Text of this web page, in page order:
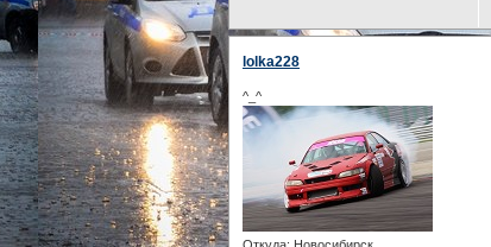
lolka228
^_^